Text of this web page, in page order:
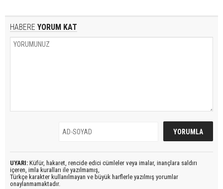
HABERE YORUM KAT
UYARI: Küfür, hakaret, rencide edici cümleler veya imalar, inançlara saldırı
içeren, imla kuralları ile yazılmamış,
Türkçe karakter kullanılmayan ve büyük harflerle yazılmış yorumlar
onaylanmamaktadır.